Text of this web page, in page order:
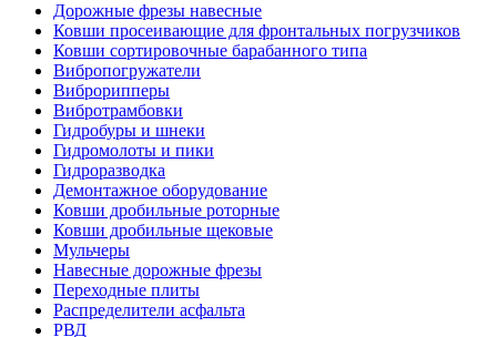
Дорожные фрезы навесные
Ковши просеивающие для фронтальных погрузчиков
Ковши сортировочные барабанного типа
Вибропогружатели
Виброрипперы
Вибротрамбовки
Гидробуры и шнеки
Гидромолоты и пики
Гидроразводка
Демонтажное оборудование
Ковши дробильные роторные
Ковши дробильные щековые
Мульчеры
Навесные дорожные фрезы
Переходные плиты
Распределители асфальта
РВД